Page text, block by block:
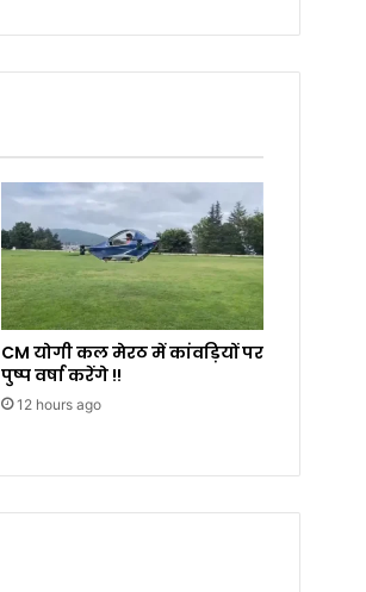
CM योगी कल मेरठ में कांवड़ियों पर
पुष्प वर्षा करेंगे !!
12 hours ago